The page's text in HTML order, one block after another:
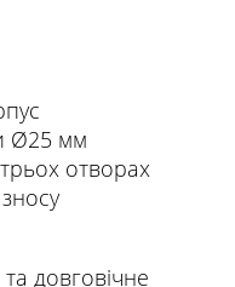
Ø25 мм
отворах
довговічне